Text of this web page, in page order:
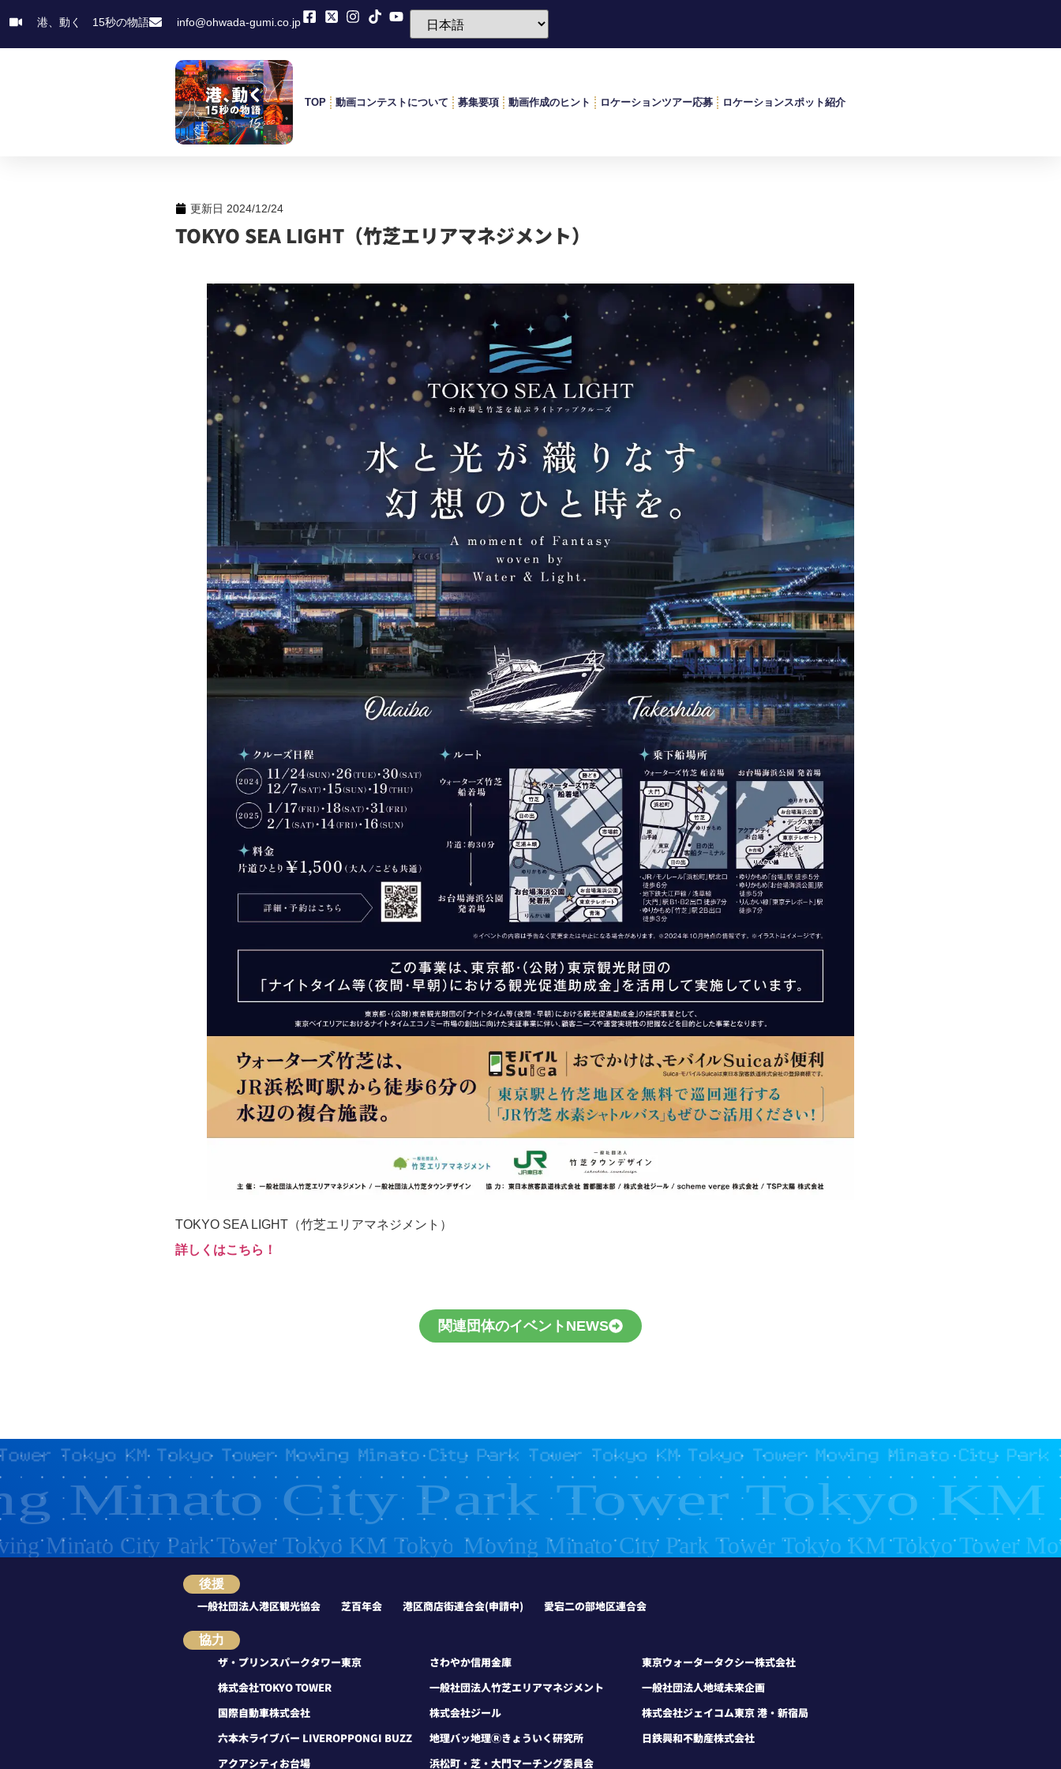
港、動く 15秒の物語 info@ohwada-gumi.co.jp
TOP 動画コンテストについて 募集要項 動画作成のヒント ロケーションツアー応募 ロケーションスポット紹介
更新日 2024/12/24
TOKYO SEA LIGHT（竹芝エリアマネジメント）
TOKYO SEA LIGHT（竹芝エリアマネジメント）
詳しくはこちら！
関連団体のイベントNEWS
後援
一般社団法人港区観光協会 芝百年会 港区商店街連合会(申請中) 愛宕二の部地区連合会
協力
ザ・プリンスパークタワー東京
株式会社TOKYO TOWER
国際自動車株式会社
六本木ライブバー LIVEROPPONGI BUZZ
アクアシティお台場
さわやか信用金庫
一般社団法人竹芝エリアマネジメント
株式会社ジール
地理バッ地理Ⓡきょういく研究所
浜松町・芝・大門マーチング委員会
東京ウォータータクシー株式会社
一般社団法人地域未来企画
株式会社ジェイコム東京 港・新宿局
日鉄興和不動産株式会社